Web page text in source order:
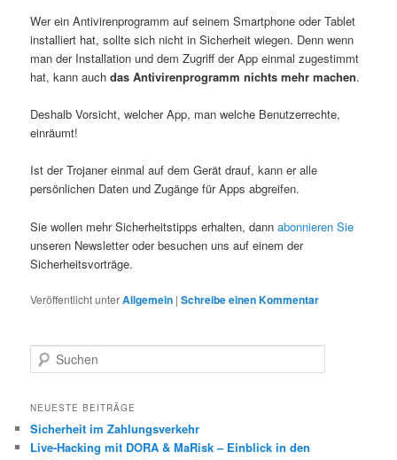
Wer ein Antivirenprogramm auf seinem Smartphone oder Tablet
installiert hat, sollte sich nicht in Sicherheit wiegen. Denn wenn
man der Installation und dem Zugriff der App einmal zugestimmt
hat, kann auchdas Antivirenprogramm nichts mehr machen.
Deshalb Vorsicht, welcher App, man welche Benutzerrechte,
einräumt!
Ist der Trojaner einmal auf dem Gerät drauf, kann er alle
persönlichen Daten und Zugänge für Apps abgreifen.
Sie wollen mehr Sicherheitstipps erhalten, dann abonnieren Sie
unseren Newsletter oder besuchen uns auf einem der
Sicherheitsvorträge.
Veröffentlicht unterAllgemein |Schreibe einen Kommentar
u
h
n
NEUESTE BEITRÄGE
Sicherheit im Zahlungsverkehr
Live-Hacking mit DORA & MaRisk – Einblick in den